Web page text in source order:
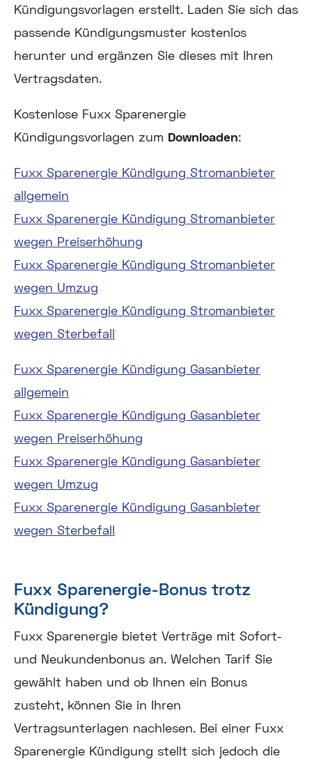
Kündigungsvorlagen erstellt. Laden Sie sich das
passende Kündigungsmuster kostenlos
herunter und ergänzen Sie dieses mit Ihren
Vertragsdaten.
Kostenlose Fuxx Sparenergie
Kündigungsvorlagen zum Downloaden:
Fuxx Sparenergie Kündigung Stromanbieter
allgemein
Fuxx Sparenergie Kündigung Stromanbieter
wegen Preiserhöhung
Fuxx Sparenergie Kündigung Stromanbieter
wegen Umzug
Fuxx Sparenergie Kündigung Stromanbieter
wegen Sterbefall
Fuxx Sparenergie Kündigung Gasanbieter
allgemein
Fuxx Sparenergie Kündigung Gasanbieter
wegen Preiserhöhung
Fuxx Sparenergie Kündigung Gasanbieter
wegen Umzug
Fuxx Sparenergie Kündigung Gasanbieter
wegen Sterbefall
Fuxx Sparenergie-Bonus trotz
Kündigung?
Fuxx Sparenergie bietet Verträge mit Sofort-
und Neukundenbonus an. Welchen Tarif Sie
gewählt haben und ob Ihnen ein Bonus
zusteht, können Sie in Ihren
Vertragsunterlagen nachlesen. Bei einer Fuxx
Sparenergie Kündigung stellt sich jedoch die